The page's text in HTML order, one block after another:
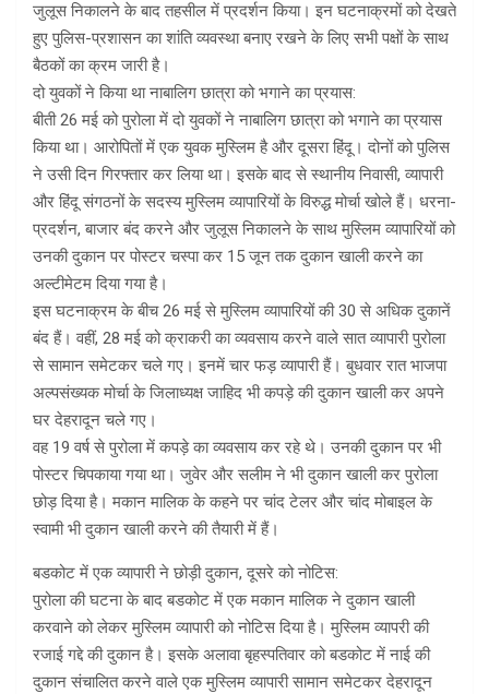
जुलूस निकालने के बाद तहसील में प्रदर्शन किया। इन घटनाक्रमों को देखते
हुए पुलिस-प्रशासन का शांति व्यवस्था बनाए रखने के लिए सभी पक्षों के साथ
बैठकों का क्रम जारी है।
दो युवकों ने किया था नाबालिग छात्रा को भगाने का प्रयास:
बीती 26 मई को पुरोला में दो युवकों ने नाबालिग छात्रा को भगाने का प्रयास
किया था। आरोपितों में एक युवक मुस्लिम है और दूसरा हिंदू। दोनों को पुलिस
ने उसी दिन गिरफ्तार कर लिया था। इसके बाद से स्थानीय निवासी, व्यापारी
और हिंदू संगठनों के सदस्य मुस्लिम व्यापारियों के विरुद्ध मोर्चा खोले हैं। धरना-
प्रदर्शन, बाजार बंद करने और जुलूस निकालने के साथ मुस्लिम व्यापारियों को
उनकी दुकान पर पोस्टर चस्पा कर 15 जून तक दुकान खाली करने का
अल्टीमेटम दिया गया है।
इस घटनाक्रम के बीच 26 मई से मुस्लिम व्यापारियों की 30 से अधिक दुकानें
बंद हैं। वहीं, 28 मई को क्राकरी का व्यवसाय करने वाले सात व्यापारी पुरोला
से सामान समेटकर चले गए। इनमें चार फड़ व्यापारी हैं। बुधवार रात भाजपा
अल्पसंख्यक मोर्चा के जिलाध्यक्ष जाहिद भी कपड़े की दुकान खाली कर अपने
घर देहरादून चले गए।
वह 19 वर्ष से पुरोला में कपड़े का व्यवसाय कर रहे थे। उनकी दुकान पर भी
पोस्टर चिपकाया गया था। जुवेर और सलीम ने भी दुकान खाली कर पुरोला
छोड़ दिया है। मकान मालिक के कहने पर चांद टेलर और चांद मोबाइल के
स्वामी भी दुकान खाली करने की तैयारी में हैं।
बडकोट में एक व्यापारी ने छोड़ी दुकान, दूसरे को नोटिस:
पुरोला की घटना के बाद बडकोट में एक मकान मालिक ने दुकान खाली
करवाने को लेकर मुस्लिम व्यापारी को नोटिस दिया है। मुस्लिम व्यापरी की
रजाई गद्दे की दुकान है। इसके अलावा बृहस्पतिवार को बडकोट में नाई की
दुकान संचालित करने वाले एक मुस्लिम व्यापारी सामान समेटकर देहरादून